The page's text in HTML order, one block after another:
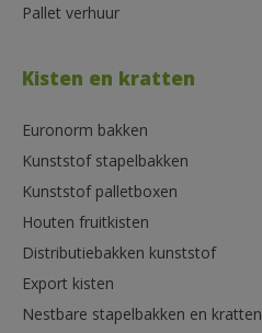
Pallet verhuur
Kisten en kratten
Euronorm bakken
Kunststof stapelbakken
Kunststof palletboxen
Houten fruitkisten
Distributiebakken kunststof
Export kisten
Nestbare stapelbakken en kratten